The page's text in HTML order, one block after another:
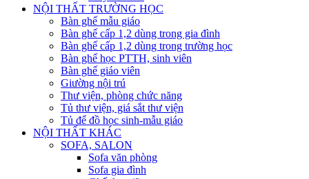
NỘI THẤT TRƯỜNG HỌC
Bàn ghế mẫu giáo
Bàn ghế cấp 1,2 dùng trong gia đình
Bàn ghế cấp 1,2 dùng trong trường học
Bàn ghế học PTTH, sinh viên
Bàn ghế giáo viên
Giường nội trú
Thư viện, phòng chức năng
Tủ thư viện, giá sắt thư viện
Tủ để đồ học sinh-mẫu giáo
NỘI THẤT KHÁC
SOFA, SALON
Sofa văn phòng
Sofa gia đình